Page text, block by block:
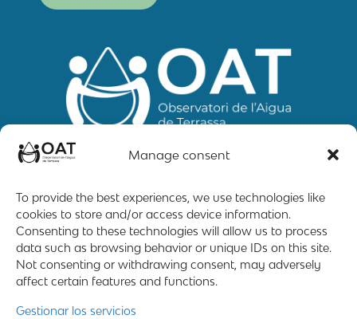
Manage consent
To provide the best experiences, we use technologies like
cookies to store and/or access device information.
Consenting to these technologies will allow us to process
data such as browsing behavior or unique IDs on this site.
Not consenting or withdrawing consent, may adversely
affect certain features and functions.
Gestionar los servicios
Mapa web Contacto Aviso Legal